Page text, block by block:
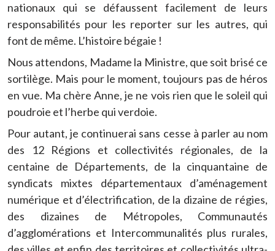
nationaux qui se défaussent facilement de leurs
responsabilités pour les reporter sur les autres, qui
font de même. L’histoire bégaie !
Nous attendons, Madame la Ministre, que soit brisé ce
sortilège. Mais pour le moment, toujours pas de héros
en vue. Ma chère Anne, je ne vois rien que le soleil qui
poudroie et l’herbe qui verdoie.
Pour autant, je continuerai sans cesse à parler au nom
des 12 Régions et collectivités régionales, de la
centaine de Départements, de la cinquantaine de
syndicats mixtes départementaux d’aménagement
numérique et d’électrification, de la dizaine de régies,
des dizaines de Métropoles, Communautés
d’agglomérations et Intercommunalités plus rurales,